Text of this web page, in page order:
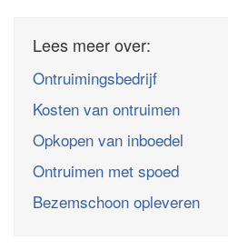
Lees meer over:
Ontruimingsbedrijf
Kosten van ontruimen
Opkopen van inboedel
Ontruimen met spoed
Bezemschoon opleveren